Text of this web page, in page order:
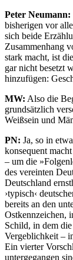
Peter Neumann:
bisherigen vor
sich beide
Zusammenhang
stark macht, ist
gar nicht besetzt
hinzufügen:
MW: Also die
grundsätzlich
Weißsein und
PN: Ja, so in
konsequent
– um die
des vereinten
Deutschland
›typisch‹
bereits an den
Ostkennzeichen,
Schild, in dem
Vergeblichkeit –
Ein vierter
untergegangen